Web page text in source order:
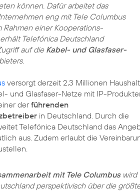
können. Dafür arbeitet das
eng mit Tele Columbus
Rahmen einer Kooperations­
Telefónica Deutschland
auf die Kabel- und Glasfaser-
versorgt derzeit 2,3 Millionen
und Glasfaser-Netze mit IP-
derführenden
in Deutschland. Durch die
Telefónica Deutschland das
aus. Zudem erlaubt die
mit Tele Columbuswird
perspektivisch über die